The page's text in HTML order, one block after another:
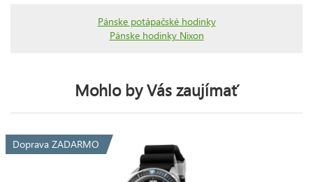
Pánske potápačské hodinky
Pánske hodinky Nixon
Mohlo by Vás zaujímať
Doprava ZADARMO